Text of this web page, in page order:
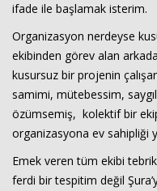
ifade ile başlamak isterim.
Organizasyon nerdeyse
ekibinden görev alan
kusursuz bir projenin
samimi, mütebessim,
özümsemiş, kolektif bir
organizasyona ev sahipliği
Emek veren tüm ekibi
ferdi bir tespitim değil